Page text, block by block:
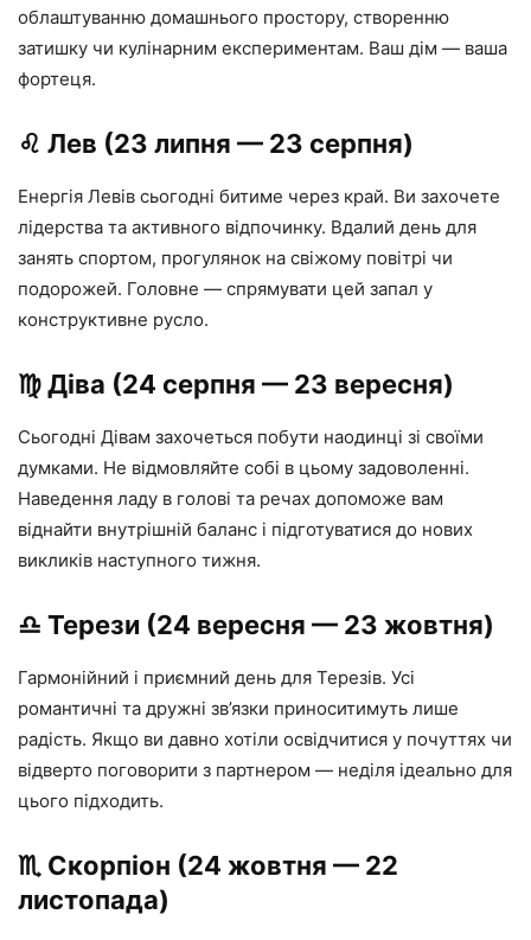
облаштуванню домашнього простору, створенню
затишку чи кулінарним експериментам. Ваш дім — ваша
фортеця.
♌️ Лев (23 липня — 23 серпня)
Енергія Левів сьогодні битиме через край. Ви захочете
лідерства та активного відпочинку. Вдалий день для
занять спортом, прогулянок на свіжому повітрі чи
подорожей. Головне — спрямувати цей запал у
конструктивне русло.
♍️ Діва (24 серпня — 23 вересня)
Сьогодні Дівам захочеться побути наодинці зі своїми
думками. Не відмовляйте собі в цьому задоволенні.
Наведення ладу в голові та речах допоможе вам
віднайти внутрішній баланс і підготуватися до нових
викликів наступного тижня.
♎️ Терези (24 вересня — 23 жовтня)
Гармонійний і приємний день для Терезів. Усі
романтичні та дружні зв’язки приноситимуть лише
радість. Якщо ви давно хотіли освідчитися у почуттях чи
відверто поговорити з партнером — неділя ідеально для
цього підходить.
♏️ Скорпіон (24 жовтня — 22
листопада)